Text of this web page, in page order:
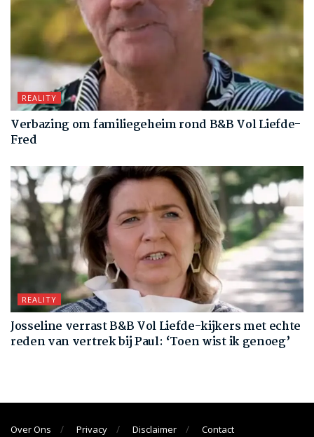
REALITY
Verbazing om familiegeheim rond B&B Vol Liefde-
Fred
REALITY
Josseline verrast B&B Vol Liefde-kijkers met echte
reden van vertrek bij Paul: ‘Toen wist ik genoeg’
Over Ons Privacy Disclaimer Contact